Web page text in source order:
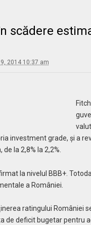
scădere
2014 10:37 am
investment grade, şi a
la 2,8% la 2,2%.
la nivelul BBB+.
a României.
ratingului României
de deficit bugetar pentru